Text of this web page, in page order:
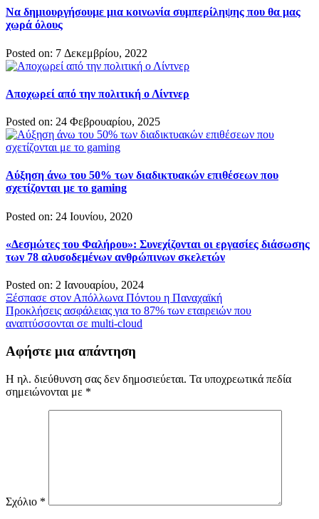
Να δημιουργήσουμε μια κοινωνία συμπερίληψης που θα μας
χωρά όλους
Posted on: 7 Δεκεμβρίου, 2022
Αποχωρεί από την πολιτική ο Λίντνερ
Posted on: 24 Φεβρουαρίου, 2025
Αύξηση άνω του 50% των διαδικτυακών επιθέσεων που
σχετίζονται με το gaming
Posted on: 24 Ιουνίου, 2020
«Δεσμώτες του Φαλήρου»: Συνεχίζονται οι εργασίες διάσωσης
των 78 αλυσοδεμένων ανθρώπινων σκελετών
Posted on: 2 Ιανουαρίου, 2024
Πλοήγηση
άρθρων
Ξέσπασε στον Απόλλωνα Πόντου η Παναχαϊκή
Προκλήσεις ασφάλειας για το 87% των εταιρειών που
αναπτύσσονται σε multi-cloud
Αφήστε μια απάντηση
Η ηλ. διεύθυνση σας δεν δημοσιεύεται. Τα υποχρεωτικά πεδία
σημειώνονται με *
Σχόλιο *